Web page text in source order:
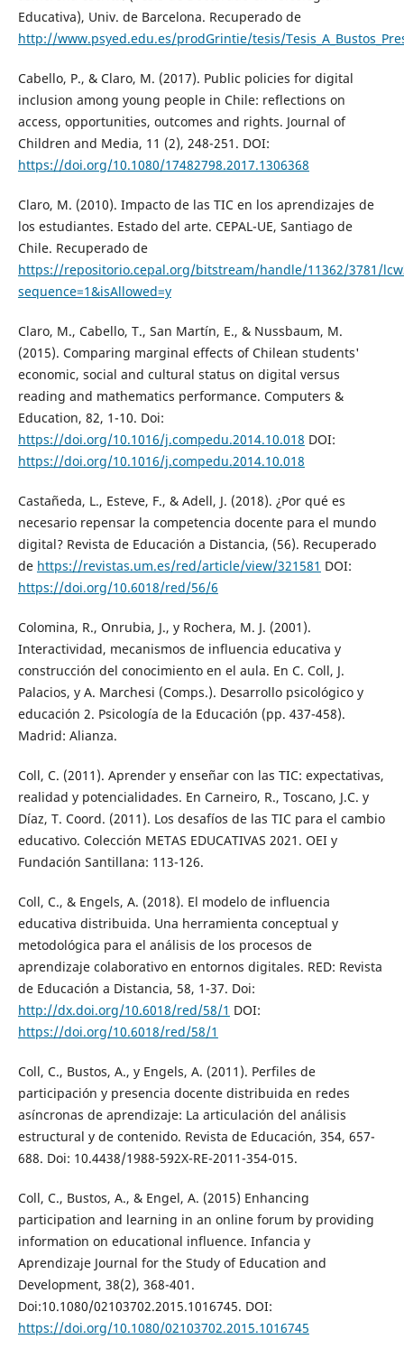
Educativa), Univ. de Barcelona. Recuperado de
http://www.psyed.edu.es/prodGrintie/tesis/
Cabello, P., & Claro, M. (2017). Public policies for digital
inclusion among young people in Chile: reflections on
access, opportunities, outcomes and rights. Journal of
Children and Media, 11 (2), 248-251. DOI:
https://doi.org/10.1080/17482798.2017.1306368
Claro, M. (2010). Impacto de las TIC en los aprendizajes de
los estudiantes. Estado del arte. CEPAL-UE, Santiago de
Chile. Recuperado de
https://repositorio.cepal.org/bitstream/handle/11362/3781/
sequence=1&isAllowed=y
Claro, M., Cabello, T., San Martín, E., & Nussbaum, M.
(2015). Comparing marginal effects of Chilean students'
economic, social and cultural status on digital versus
reading and mathematics performance. Computers &
Education, 82, 1-10. Doi:
https://doi.org/10.1016/j.compedu.2014.10.018 DOI:
https://doi.org/10.1016/j.compedu.2014.10.018
Castañeda, L., Esteve, F., & Adell, J. (2018). ¿Por qué es
necesario repensar la competencia docente para el mundo
digital? Revista de Educación a Distancia, (56). Recuperado
de https://revistas.um.es/red/article/view/321581 DOI:
https://doi.org/10.6018/red/56/6
Colomina, R., Onrubia, J., y Rochera, M. J. (2001).
Interactividad, mecanismos de influencia educativa y
construcción del conocimiento en el aula. En C. Coll, J.
Palacios, y A. Marchesi (Comps.). Desarrollo psicológico y
educación 2. Psicología de la Educación (pp. 437-458).
Madrid: Alianza.
Coll, C. (2011). Aprender y enseñar con las TIC: expectativas,
realidad y potencialidades. En Carneiro, R., Toscano, J.C. y
Díaz, T. Coord. (2011). Los desafíos de las TIC para el cambio
educativo. Colección METAS EDUCATIVAS 2021. OEI y
Fundación Santillana: 113-126.
Coll, C., & Engels, A. (2018). El modelo de influencia
educativa distribuida. Una herramienta conceptual y
metodológica para el análisis de los procesos de
aprendizaje colaborativo en entornos digitales. RED: Revista
de Educación a Distancia, 58, 1-37. Doi:
http://dx.doi.org/10.6018/red/58/1 DOI:
https://doi.org/10.6018/red/58/1
Coll, C., Bustos, A., y Engels, A. (2011). Perfiles de
participación y presencia docente distribuida en redes
asíncronas de aprendizaje: La articulación del análisis
estructural y de contenido. Revista de Educación, 354, 657-
688. Doi: 10.4438/1988-592X-RE-2011-354-015.
Coll, C., Bustos, A., & Engel, A. (2015) Enhancing
participation and learning in an online forum by providing
information on educational influence. Infancia y
Aprendizaje Journal for the Study of Education and
Development, 38(2), 368-401.
Doi:10.1080/02103702.2015.1016745. DOI:
https://doi.org/10.1080/02103702.2015.1016745